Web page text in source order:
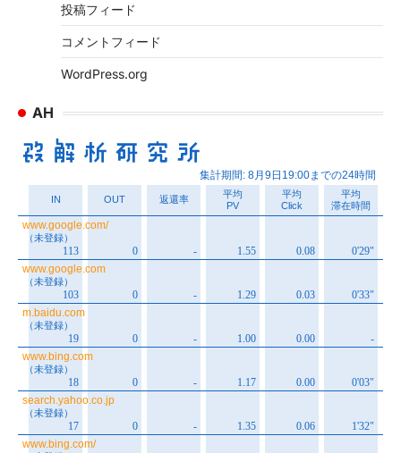
投稿フィード
コメントフィード
WordPress.org
AH